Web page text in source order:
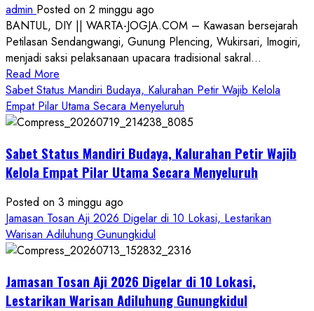
admin Posted on 2 minggu ago
BANTUL, DIY || WARTA-JOGJA.COM – Kawasan bersejarah
Petilasan Sendangwangi, Gunung Plencing, Wukirsari, Imogiri,
menjadi saksi pelaksanaan upacara tradisional sakral...
Read More
more
about
Dihadiri
Nasional,
Ruwatan
Petilasan
Sendangwangi
Mohon
Restu
Hayuning
Bawono
Sabet Status Mandiri Budaya, Kalurahan Petir Wajib Kelola
Empat Pilar Utama Secara Menyeluruh
Sabet Status Mandiri Budaya, Kalurahan Petir Wajib
Kelola Empat Pilar Utama Secara Menyeluruh
Posted on 3 minggu ago
Jamasan Tosan Aji 2026 Digelar di 10 Lokasi, Lestarikan
Warisan Adiluhung Gunungkidul
Jamasan Tosan Aji 2026 Digelar di 10 Lokasi,
Lestarikan Warisan Adiluhung Gunungkidul